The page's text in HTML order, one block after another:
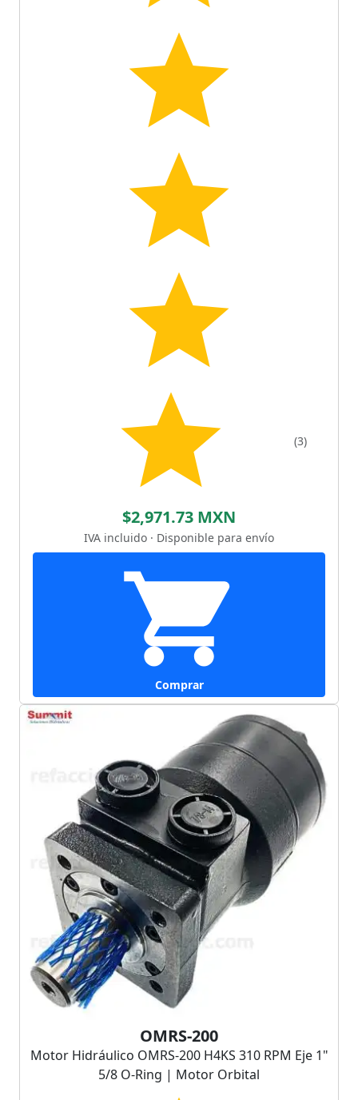
(3)
$2,971.73 MXN
IVA incluido · Disponible para envío
Comprar
OMRS-200
Motor Hidráulico OMRS-200 H4KS 310 RPM Eje 1"
5/8 O-Ring | Motor Orbital